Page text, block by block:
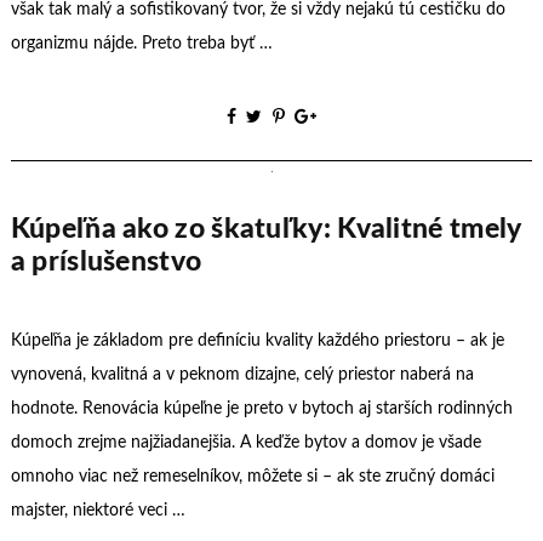
však tak malý a sofistikovaný tvor, že si vždy nejakú tú cestičku do
organizmu nájde. Preto treba byť …
Kúpeľňa ako zo škatuľky: Kvalitné tmely
a príslušenstvo
Kúpeľňa je základom pre definíciu kvality každého priestoru – ak je
vynovená, kvalitná a v peknom dizajne, celý priestor naberá na
hodnote. Renovácia kúpeľne je preto v bytoch aj starších rodinných
domoch zrejme najžiadanejšia. A keďže bytov a domov je všade
omnoho viac než remeselníkov, môžete si – ak ste zručný domáci
majster, niektoré veci …